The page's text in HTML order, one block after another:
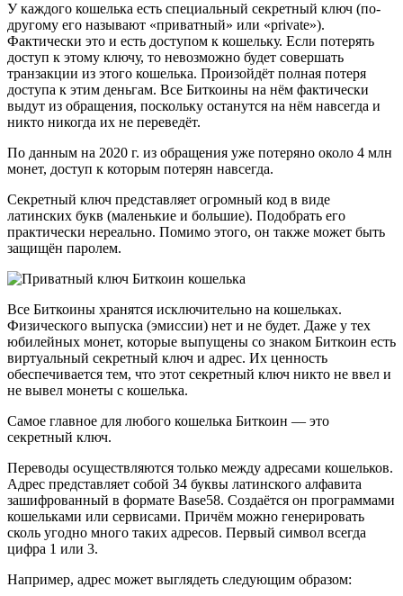
У каждого кошелька есть специальный секретный ключ (по-
другому его называют «приватный» или «private»).
Фактически это и есть доступом к кошельку. Если потерять
доступ к этому ключу, то невозможно будет совершать
транзакции из этого кошелька. Произойдёт полная потеря
доступа к этим деньгам. Все Биткоины на нём фактически
выдут из обращения, поскольку останутся на нём навсегда и
никто никогда их не переведёт.
По данным на 2020 г. из обращения уже потеряно около 4 млн
монет, доступ к которым потерян навсегда.
Секретный ключ представляет огромный код в виде
латинских букв (маленькие и большие). Подобрать его
практически нереально. Помимо этого, он также может быть
защищён паролем.
Все Биткоины хранятся исключительно на кошельках.
Физического выпуска (эмиссии) нет и не будет. Даже у тех
юбилейных монет, которые выпущены со знаком Биткоин есть
виртуальный секретный ключ и адрес. Их ценность
обеспечивается тем, что этот секретный ключ никто не ввел и
не вывел монеты с кошелька.
Самое главное для любого кошелька Биткоин — это
секретный ключ.
Переводы осуществляются только между адресами кошельков.
Адрес представляет собой 34 буквы латинского алфавита
зашифрованный в формате Base58. Создаётся он программами
кошельками или сервисами. Причём можно генерировать
сколь угодно много таких адресов. Первый символ всегда
цифра 1 или 3.
Например, адрес может выглядеть следующим образом: